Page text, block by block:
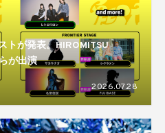
トが発表。HIROMITSU
が出演
2026.07.28